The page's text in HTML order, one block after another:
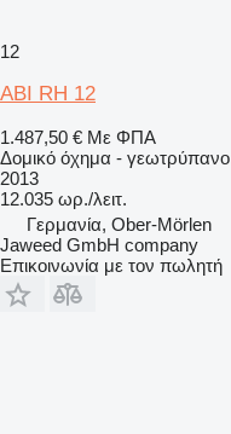
12
ABI RH 12
1.487,50 € Με ΦΠΑ
Δομικό όχημα - γεωτρύπανο
2013
12.035 ωρ./λειτ.
Γερμανία, Ober-Mörlen
Jaweed GmbH company
Επικοινωνία με τον πωλητή